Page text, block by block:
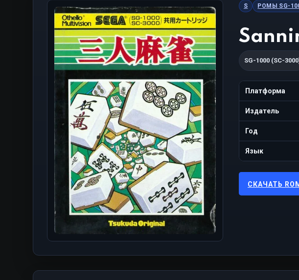
S РОМЫ SG-
SG-1000 (SC-
Платформа
Издатель
Год
Язык
СКАЧАТЬ